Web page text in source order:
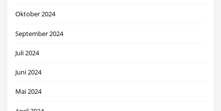
Oktober 2024
September 2024
Juli 2024
Juni 2024
Mai 2024